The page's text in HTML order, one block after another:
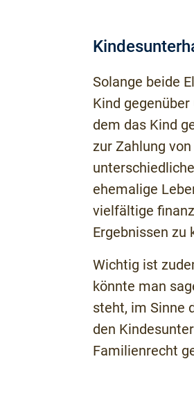
Solange beide
Kind
dem das Kind
zur Zahlung
ehemalige
vielfältige
Ergebnissen zu
Wichtig ist
könnte man
steht, im Sinne
den
Familienrecht